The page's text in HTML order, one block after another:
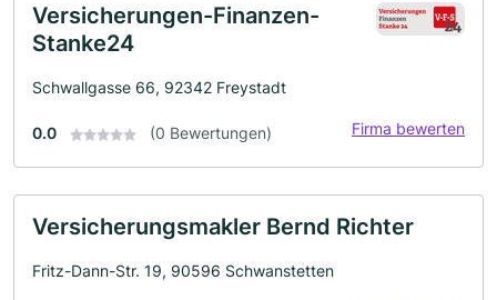
Versicherungen-Finanzen-
Stanke24
Schwallgasse 66, 92342 Freystadt
0.0 (0 Bewertungen) Firma bewerten
Versicherungsmakler Bernd Richter
Fritz-Dann-Str. 19, 90596 Schwanstetten